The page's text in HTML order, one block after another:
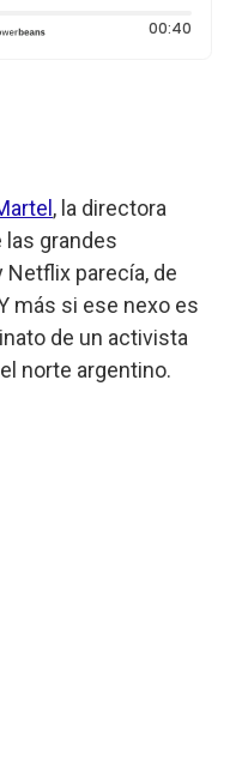
0 segundos 00:40
, la directora
las grandes
parecía, de
más si ese nexo es
de un activista
norte argentino.